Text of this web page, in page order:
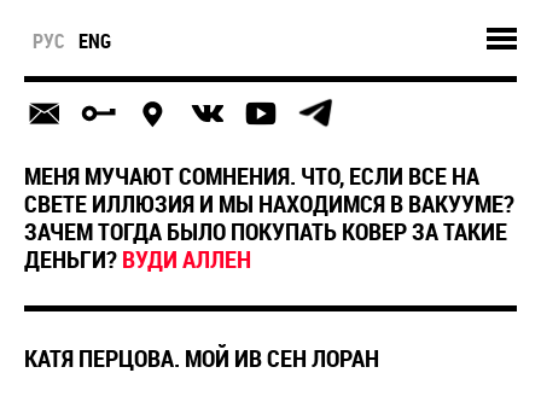
РУС ENG
МЕНЯ МУЧАЮТ СОМНЕНИЯ. ЧТО, ЕСЛИ ВСЕ НА
СВЕТЕ ИЛЛЮЗИЯ И МЫ НАХОДИМСЯ В ВАКУУМЕ?
ЗАЧЕМ ТОГДА БЫЛО ПОКУПАТЬ КОВЕР ЗА ТАКИЕ
ДЕНЬГИ?ВУДИ АЛЛЕН
КАТЯ ПЕРЦОВА. МОЙ ИВ СЕН ЛОРАН